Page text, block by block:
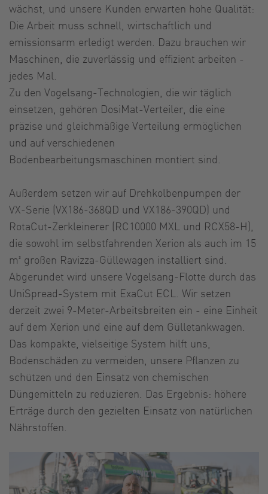
wächst, und unsere Kunden erwarten hohe Qualität:
Die Arbeit muss schnell, wirtschaftlich und
emissionsarm erledigt werden. Dazu brauchen wir
Maschinen, die zuverlässig und effizient arbeiten -
jedes Mal.
Zu den Vogelsang-Technologien, die wir täglich
einsetzen, gehören DosiMat-Verteiler, die eine
präzise und gleichmäßige Verteilung ermöglichen
und auf verschiedenen
Bodenbearbeitungsmaschinen montiert sind.
Außerdem setzen wir auf Drehkolbenpumpen der
VX-Serie (VX186-368QD und VX186-390QD) und
RotaCut-Zerkleinerer (RC10000 MXL und RCX58-H),
die sowohl im selbstfahrenden Xerion als auch im 15
m³ großen Ravizza-Güllewagen installiert sind.
Abgerundet wird unsere Vogelsang-Flotte durch das
UniSpread-System mit ExaCut ECL. Wir setzen
derzeit zwei 9-Meter-Arbeitsbreiten ein - eine Einheit
auf dem Xerion und eine auf dem Gülletankwagen.
Das kompakte, vielseitige System hilft uns,
Bodenschäden zu vermeiden, unsere Pflanzen zu
schützen und den Einsatz von chemischen
Düngemitteln zu reduzieren. Das Ergebnis: höhere
Erträge durch den gezielten Einsatz von natürlichen
Nährstoffen.